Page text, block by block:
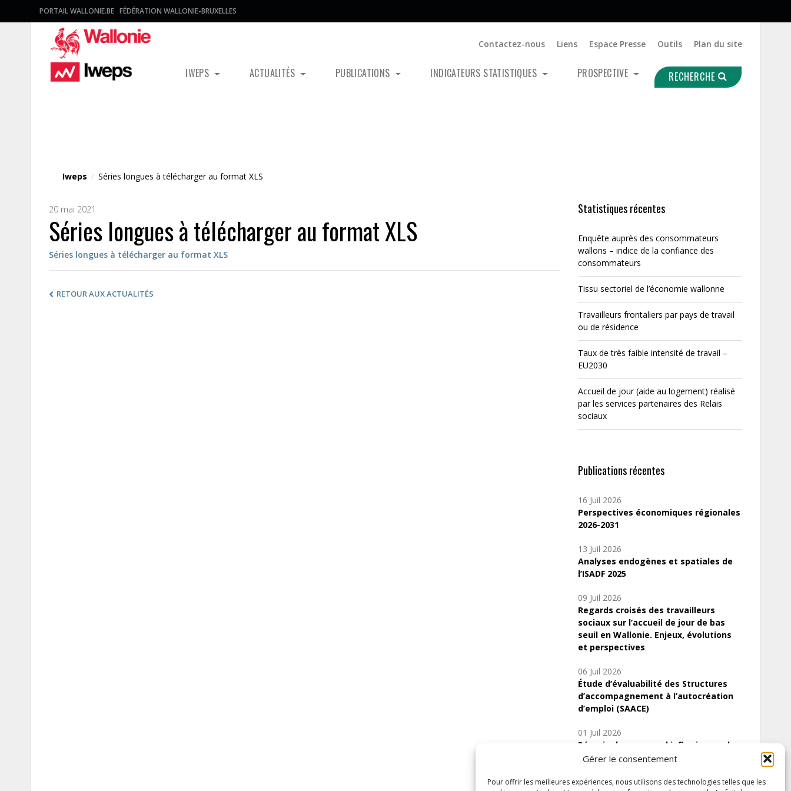
Gérer le consentement
Pour offrir les meilleures expériences, nous utilisons des technologies telles que les
PORTAIL WALLONIE.BE FÉDÉRATION WALLONIE-BRUXELLES
Contactez-nous Liens Espace Presse Outils Plan du site
IWEPS ACTUALITÉS PUBLICATIONS INDICATEURS STATISTIQUES PROSPECTIVE RECHERCHE
Iweps / Séries longues à télécharger au format XLS
20 mai 2021
Séries longues à télécharger au format XLS
Séries longues à télécharger au format XLS
RETOUR AUX ACTUALITÉS
Statistiques récentes
Enquête auprès des consommateurs
wallons – indice de la confiance des
consommateurs
Tissu sectoriel de l’économie wallonne
Travailleurs frontaliers par pays de travail
ou de résidence
Taux de très faible intensité de travail –
EU2030
Accueil de jour (aide au logement) réalisé
par les services partenaires des Relais
sociaux
Publications récentes
16 Juil 2026
Perspectives économiques régionales
2026-2031
13 Juil 2026
Analyses endogènes et spatiales de
l’ISADF 2025
09 Juil 2026
Regards croisés des travailleurs
sociaux sur l’accueil de jour de bas
seuil en Wallonie. Enjeux, évolutions
et perspectives
06 Juil 2026
Étude d’évaluabilité des Structures
d’accompagnement à l’autocréation
d’emploi (SAACE)
01 Juil 2026
Pénurie du personnel infirmier :quels
indicateurs d’offre de soins pour